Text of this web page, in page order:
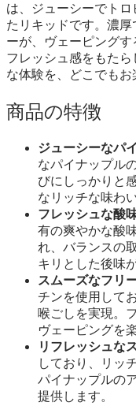
は、ジューシーでト
たリキッドです。濃
ーが、ヴェーピング
フレッシュ感をもた
な体験を、どこでもお
商品の特徴
ジューシーなパ
なパイナップル
びにしっかりと
なリッチな味わ
フレッシュな酸
有の爽やかな酸
れ、バランスの
キリとした後味
スムーズなフリ
チンを使用して
喉ごしを実現。
ヴェーピングを
リフレッシュな
しており、リッ
パイナップルの
提供します。